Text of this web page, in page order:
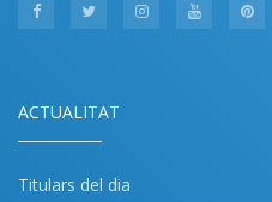
ACTUALITAT
Titulars del dia